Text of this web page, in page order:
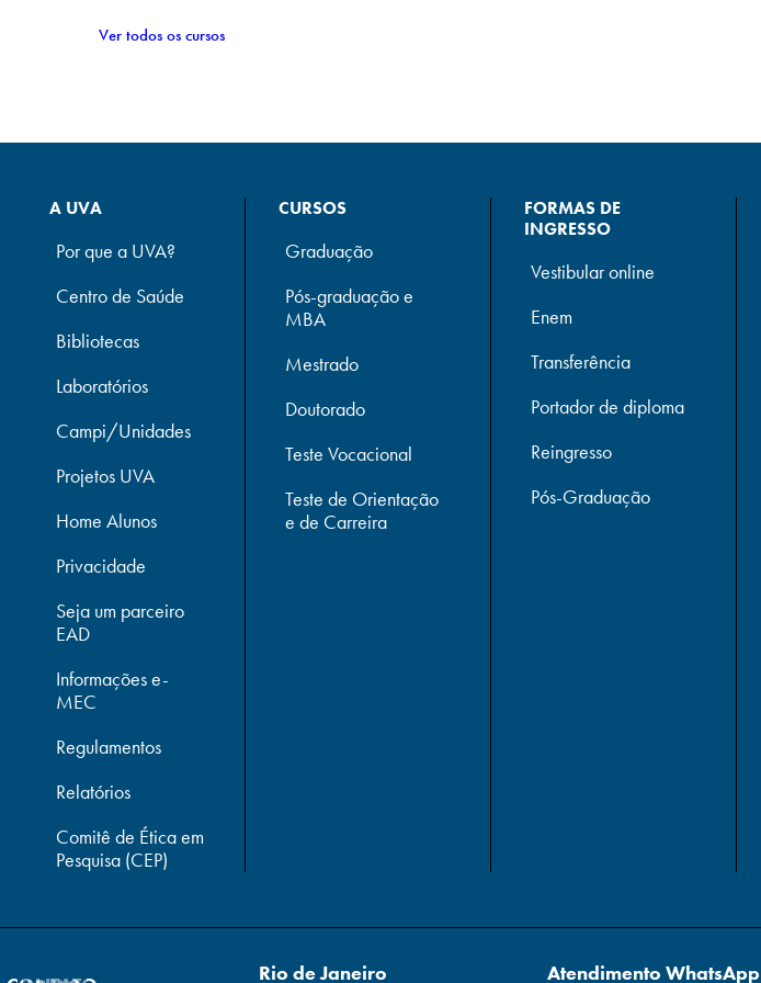
Ver todos os cursos
A UVA
Por que a UVA?
Centro de Saúde
Bibliotecas
Laboratórios
Campi/Unidades
Projetos UVA
Home Alunos
Privacidade
Seja um parceiro
EAD
Informações e-
MEC
Regulamentos
Relatórios
Comitê de Ética em
Pesquisa (CEP)
CURSOS
Graduação
Pós-graduação e
MBA
Mestrado
Doutorado
Teste Vocacional
Teste de Orientação
e de Carreira
FORMAS DE
INGRESSO
Vestibular online
Enem
Transferência
Portador de diploma
Reingresso
Pós-Graduação
Rio de Janeiro Atendimento WhatsApp